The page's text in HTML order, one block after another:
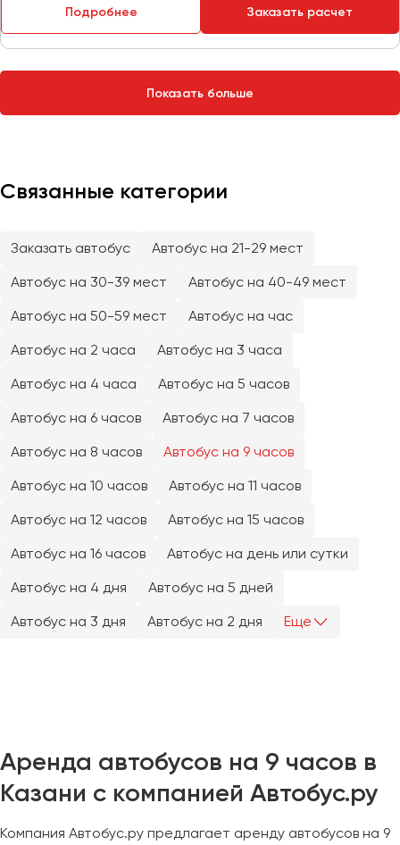
Подробнее Заказать расчет
Показать больше
Связанные категории
Заказать автобус
Автобус на 21-29 мест
Автобус на 30-39 мест
Автобус на 40-49 мест
Автобус на 50-59 мест
Автобус на час
Автобус на 2 часа
Автобус на 3 часа
Автобус на 4 часа
Автобус на 5 часов
Автобус на 6 часов
Автобус на 7 часов
Автобус на 8 часов
Автобус на 9 часов
Автобус на 10 часов
Автобус на 11 часов
Автобус на 12 часов
Автобус на 15 часов
Автобус на 16 часов
Автобус на день или сутки
Автобус на 4 дня
Автобус на 5 дней
Автобус на 3 дня
Автобус на 2 дня Еще
Аренда автобусов на 9 часов в
Казани с компанией Автобус.ру
Компания Автобус.ру предлагает аренду автобусов на 9
Тверь
Тольятти
Улан-Удэ
Уфа
Феодосия
Чебоксары
Челябинск
Чита
Ярославль